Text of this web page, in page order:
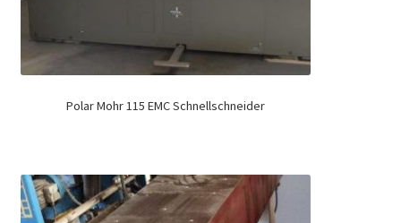
Polar Mohr 115 EMC Schnellschneider